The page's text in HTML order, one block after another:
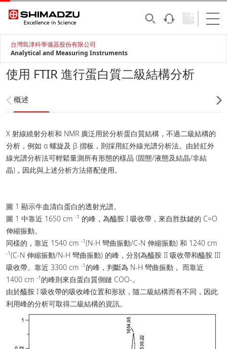
台灣島津科學儀器股份有限公司
Analytical and Measuring Instruments
使用 FTIR 進行蛋白質二級結構分析
概述
X 射線繞射分析和 NMR 廣泛用於分析蛋白質結構，不過二級結構的
分析，例如 α 螺旋及 β 摺板，則採用紅外線光譜分析法。由於紅外
線光譜分析法可輕鬆量測所有形態的樣品 (固態/液態及結晶/非結
晶)，因此與上述分析方法搭配使用。
圖 1 顯示牛血清白蛋白的透射光譜。
圖 1 中靠近 1650 cm -1 的峰，為醯胺 I 吸收帶，來自胜肽鍵的 C=O
伸縮振動。
同樣的，靠近 1540 cm -1(N-H 彎曲振動/C-N 伸縮振動) 和 1240 cm
-1(C-N 伸縮振動/N-H 彎曲振動) 的峰，分別為醯胺 II 吸收帶和醯胺 III
吸收帶。靠近 3300 cm -1 的峰，判斷為 N-H 彎曲振動， 而靠近
1400 cm -1 的峰則來自蛋白質側鏈 COO-。
由於醯胺 I 吸收帶的吸收峰位置和形狀，隨二級結構而有不同，因此
利用峰的分析可取得二級結構的資訊。